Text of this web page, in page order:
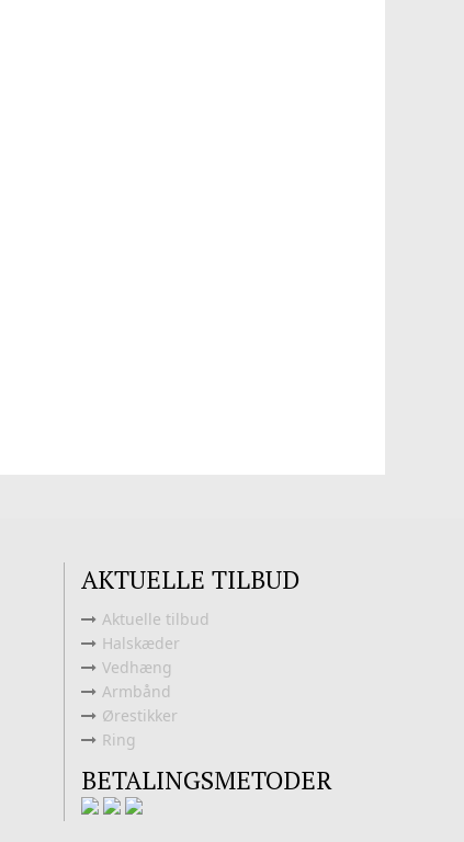
AKTUELLE TILBUD
Aktuelle tilbud
Halskæder
Vedhæng
Armbånd
Ørestikker
Ring
BETALINGSMETODER